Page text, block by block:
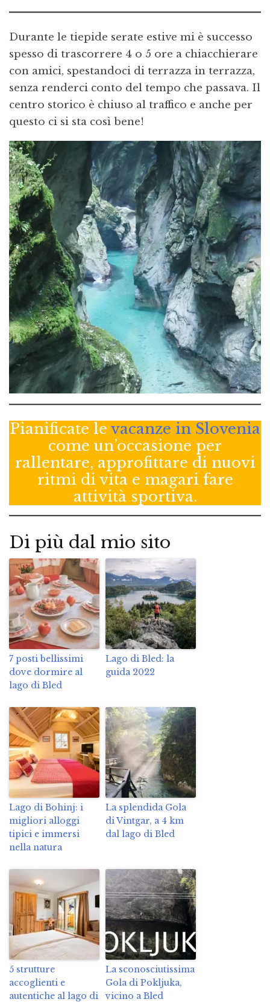
Durante le tiepide serate estive mi è successo
spesso di trascorrere 4 o 5 ore a chiacchierare
con amici, spestandoci di terrazza in terrazza,
senza renderci conto del tempo che passava. Il
centro storico è chiuso al traffico e anche per
questo ci si sta così bene!
Pianificate le vacanze in Slovenia
come un’occasione per
rallentare, approfittare di nuovi
ritmi di vita e magari fare
attività sportiva.
Di più dal mio sito
7 posti bellissimi
dove dormire al
lago di Bled
Lago di Bled: la
guida 2022
Lago di Bohinj: i
migliori alloggi
tipici e immersi
nella natura
La splendida Gola
di Vintgar, a 4 km
dal lago di Bled
5 strutture
accoglienti e
autentiche al lago di
La sconosciutissima
Gola di Pokljuka,
vicino a Bled